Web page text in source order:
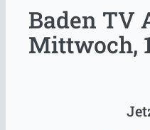
Baden TV
Mittwoch,